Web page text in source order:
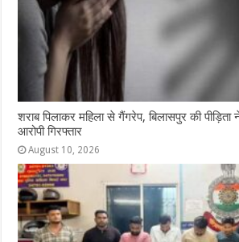
शराब पिलाकर महिला से गैंगरेप, बिलासपुर की पीड़िता
आरोपी गिरफ्तार
August 10, 2026